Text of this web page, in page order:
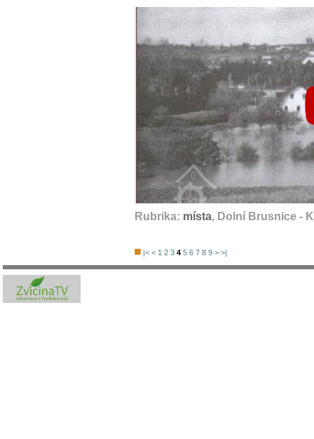
Rubrika: místa, Dolní Brusnice -
|< < 1 2 3 4 5 6 7 8 9 > >|